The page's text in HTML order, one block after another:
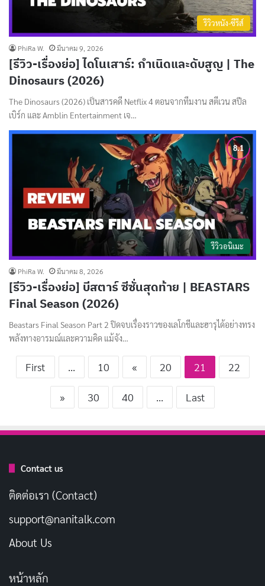
รีวิวหนัง-ซีรีส์
PhiRa W. มีนาคม 9, 2026
[รีวิว-เรื่องย่อ] ไดโนเสาร์: กำเนิดและดับสูญ | The
Dinosaurs (2026)
The Dinosaurs (2026) เป็นสารคดี Netflix 4 ตอนจากทีมงาน สตีเวน สปีล
เบิร์ก และ Amblin Entertainment เจ…
รีวิวอนิเมะ
PhiRa W. มีนาคม 8, 2026
[รีวิว-เรื่องย่อ] บีสตาร์ ซีซั่นสุดท้าย | BEASTARS
Final Season (2026)
Beastars Final Season Part 2 ปิดจบเรื่องราวของเลโกชีและฮารุได้อย่างทรง
พลังทางอารมณ์และความคิด แม้จัง…
First ... 10 « 20 21 22
» 30 40 ... Last
Contact us
ติดต่อเรา (Contact)
support@nanitalk.com
About Us
หน้าหลัก